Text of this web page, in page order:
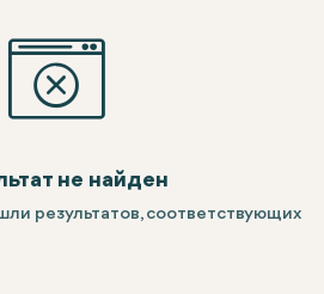
не найден
результатов, соответствующих